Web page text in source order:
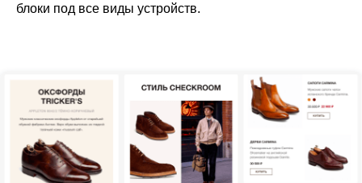
блоки под все виды устройств.